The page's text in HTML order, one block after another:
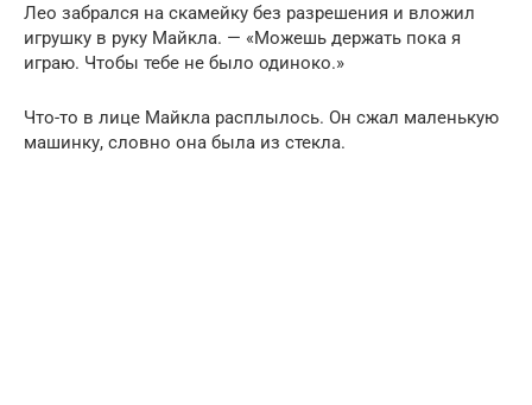
Лео забрался на скамейку без разрешения и вложил
игрушку в руку Майкла. — «Можешь держать пока я
играю. Чтобы тебе не было одиноко.»
Что-то в лице Майкла расплылось. Он сжал маленькую
машинку, словно она была из стекла.